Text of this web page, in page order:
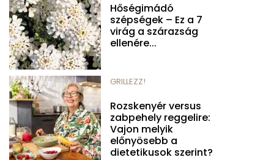
Hőségimádó
szépségek – Ez a 7
virág a szárazság
ellenére...
GRILLEZZ!
Rozskenyér versus
zabpehely reggelire:
Vajon melyik
előnyösebb a
dietetikusok szerint?